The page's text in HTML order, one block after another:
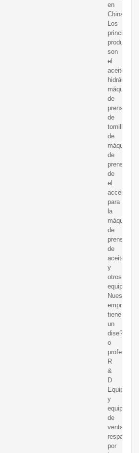
en
China
Los
principales
productos
son
el
aceite
hidráulico
máquina
de
prensa
de
tornillo
de
máquina
de
prensa
de
el
accesorio
para
la
máquina
de
prensa
de
aceite
y
otros
equipos
Nuestra
empresa
tiene
un
dise?
o
profesional
R
&
D
Equipo
y
equipo
de
ventas
respaldado
por